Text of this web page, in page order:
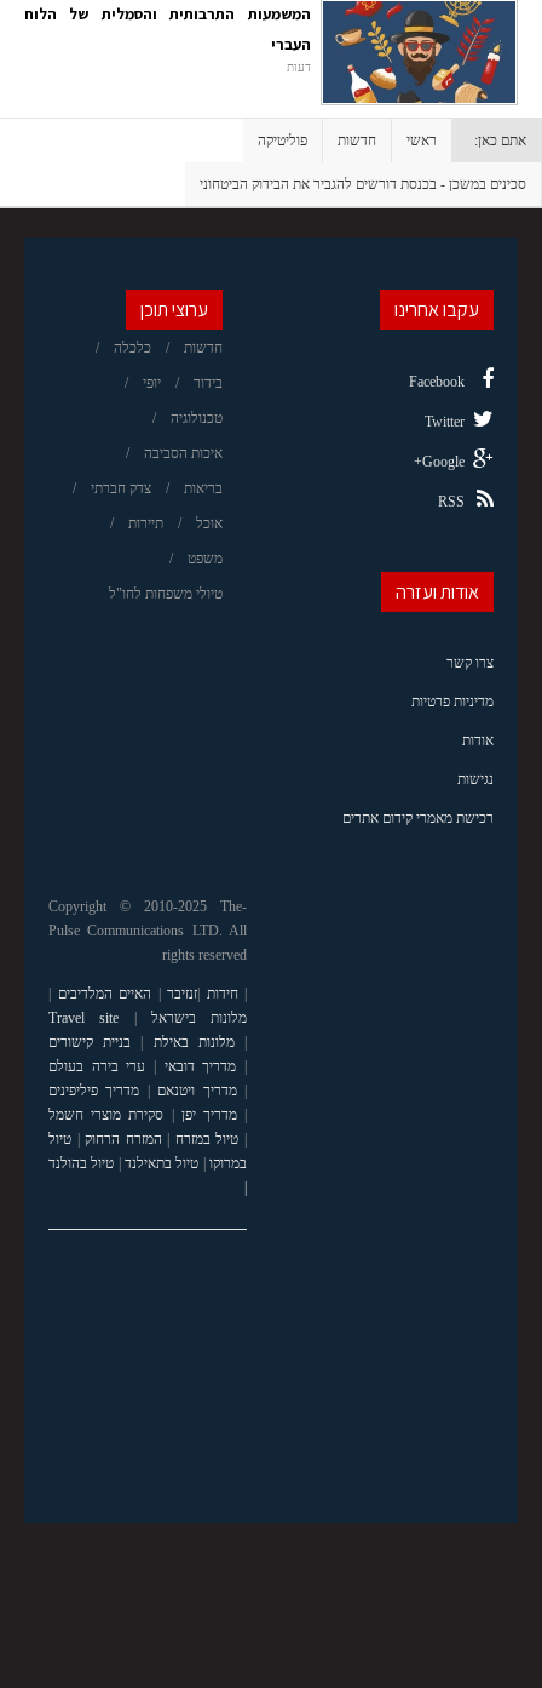
המשמעות התרבותית והסמלית של הלוח
העברי
דעות
אתם כאן: ראשי חדשות פוליטיקה
סכינים במשכן - בכנסת דורשים להגביר את הבידוק הביטחוני
ערוצי תוכן
חדשות כלכלה
בידור יופי
טכנולוגיה
איכות הסביבה
בריאות צדק חברתי
אוכל תיירות
משפט
טיולי משפחות לחו"ל
עקבו אחרינו
Facebook
Twitter
Google+
RSS
אודות ועזרה
צרו קשר
מדיניות פרטיות
אודות
נגישות
רכישת מאמרי קידום אתרים
Copyright © 2010-2025 The-
Pulse Communications LTD. All
rights reserved
|חידות |זנזיבר | האיים המלדיבים |
מלונות בישראל |
Travel site
|מלונות באילת | בניית קישורים
| מדריך דובאי | ערי בירה בעולם
|מדריך ויטנאם | מדריך פיליפינים
|מדריך יפן | סקירת מוצרי חשמל
| טיול במזרח | המזרח הרחוק| טיול
במרוקו| טיול בתאילנד| טיול בהולנד
|